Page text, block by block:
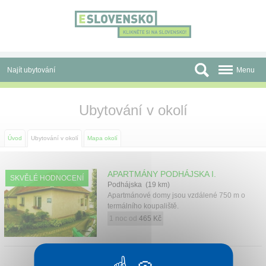
Najít ubytování
Skupiny a konference
Před cestou
Atrakce
Menu
Ubytování v okolí
Úvod Ubytování v okolí Mapa okolí
SKVĚLÉ HODNOCENÍ APARTMÁNY PODHÁJSKA I.
Podhájska (19 km)
Apartmánové domy jsou vzdálené 750 m o
termálního koupaliště.
1 noc od 465 Kč
PENZION PODHÁJČANKA